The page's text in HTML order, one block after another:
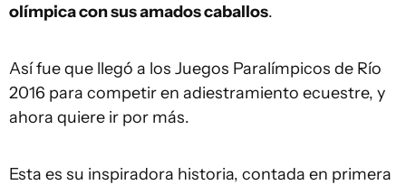
olímpica con sus amados caballos.
Así fue que llegó a los Juegos Paralímpicos de Río
2016 para competir en adiestramiento ecuestre, y
ahora quiere ir por más.
Esta es su inspiradora historia, contada en primera